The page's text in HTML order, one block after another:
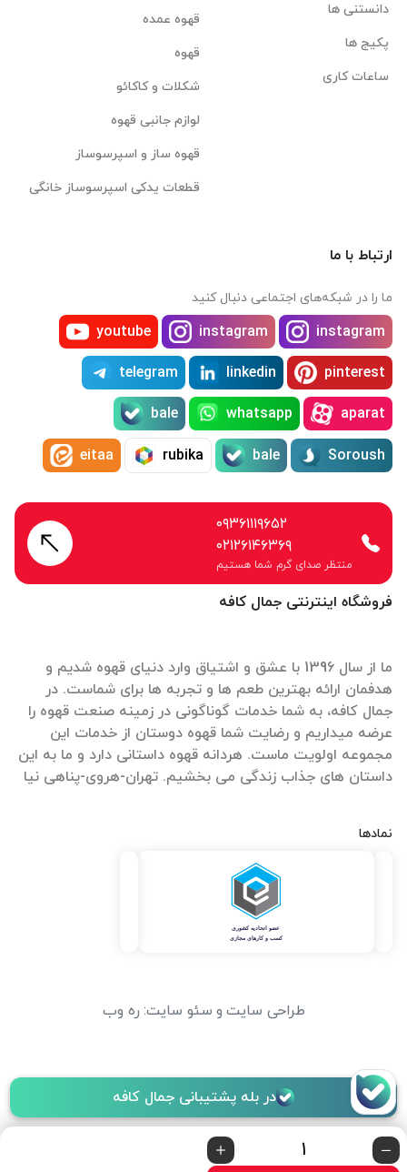
در بله پشتیبانی جمال کافه
فروشگاه اینترنتی جمال کافه
ما از سال 1396 با عشق و اشتیاق وارد دنیای قهوه شدیم و
هدفمان ارائه بهترین طعم ها و تجربه ها برای شماست. در
جمال کافه، به شما خدمات گوناگونی در زمینه صنعت قهوه را
عرضه میداریم و رضایت شما قهوه دوستان از خدمات این
مجموعه اولویت ماست. هردانه قهوه داستانی دارد و ما به این
داستان های جذاب زندگی می بخشیم. تهران-هروی-پناهی نیا
نمادها
دانستنی ها
پکیج ها
ساعات کاری
قهوه عمده
قهوه
شکلات و کاکائو
لوازم جانبی قهوه
قهوه ساز و اسپرسوساز
قطعات یدکی اسپرسوساز خانگی
ارتباط با ما
ما را در شبکه‌های اجتماعی دنبال کنید
instagram
instagram
youtube
pinterest
linkedin
telegram
aparat
whatsapp
bale
Soroush
bale
rubika
eitaa
۰۹۳۶۱۱۱۹۶۵۲
۰۲۱۲۶۱۴۶۳۶۹
منتظر صدای گرم شما هستیم
طراحی سایت و سئو سایت: ره وب